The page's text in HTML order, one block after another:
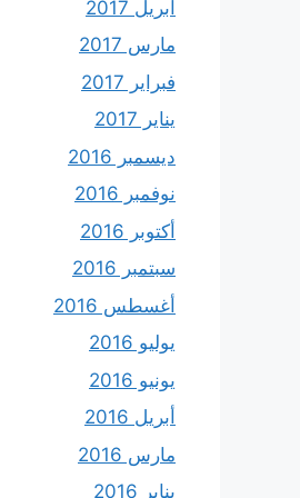
أبريل 2017
مارس 2017
فبراير 2017
يناير 2017
ديسمبر 2016
نوفمبر 2016
أكتوبر 2016
سبتمبر 2016
أغسطس 2016
يوليو 2016
يونيو 2016
أبريل 2016
مارس 2016
يناير 2016